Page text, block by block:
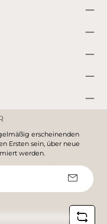
erscheinenden
Ersten sein, über neue
werden.